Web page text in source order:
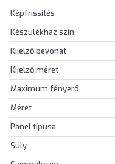
Képfrissítés
Készülékház szín
Kijelző bevonat
Kijelző méret
Maximum fényerő
Méret
Panel típusa
Súly